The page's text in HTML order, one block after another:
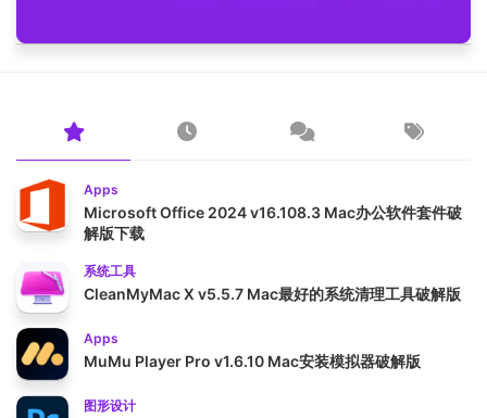
Apps
Microsoft Office 2024 v16.108.3 Mac办公软件套件破
解版下载
系统工具
CleanMyMac X v5.5.7 Mac最好的系统清理工具破解版
Apps
MuMu Player Pro v1.6.10 Mac安装模拟器破解版
图形设计